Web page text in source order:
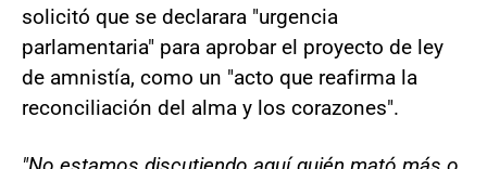
solicitó que se declarara "urgencia
parlamentaria" para aprobar el proyecto de ley
de amnistía, como un "acto que reafirma la
reconciliación del alma y los corazones".